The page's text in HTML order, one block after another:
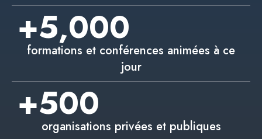
+5,000
formations et conférences animées à ce
jour
+500
organisations privées et publiques